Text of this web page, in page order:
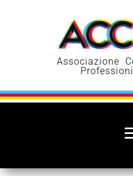
Associazione